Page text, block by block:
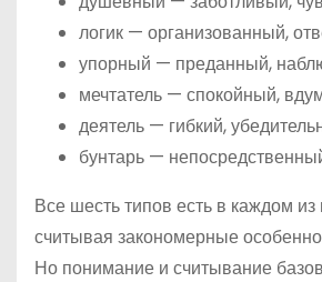
логик — организованный,
упорный — преданный,
мечтатель — спокойный,
деятель — гибкий,
бунтарь —
Все шесть типов есть в каждом
считывая закономерные
Но понимание и считывание